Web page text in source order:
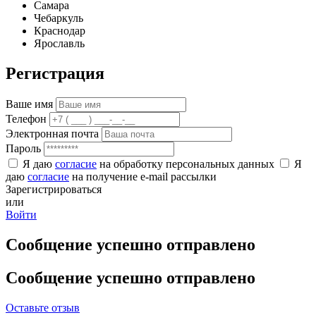
Самара
Чебаркуль
Краснодар
Ярославль
Регистрация
Ваше имя
Телефон
Электронная почта
Пароль
Я даю согласие на обработку персональных данных
Я
даю согласие на получение e-mail рассылки
Зарегистрироваться
или
Войти
Сообщение успешно отправлено
Сообщение успешно отправлено
Оставьте отзыв